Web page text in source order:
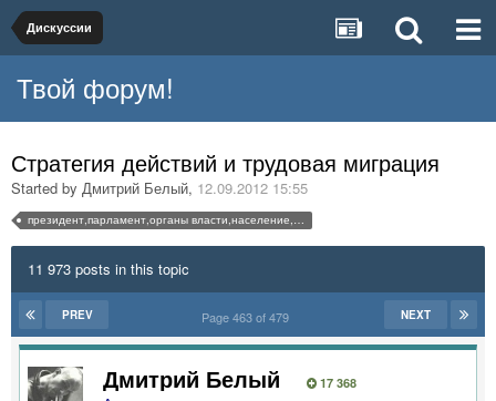
Дискуссии
Твой форум!
Стратегия действий и трудовая миграция
Started by Дмитрий Белый, 12.09.2012 15:55
11 973 posts in this topic
PREV NEXT
Page 463 of 479
Дмитрий Белый 17 368